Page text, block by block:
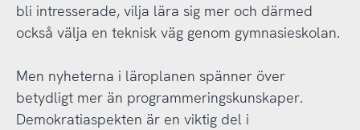
bli intresserade, vilja lära sig mer och därmed
också välja en teknisk väg genom gymnasieskolan.
Men nyheterna i läroplanen spänner över
betydligt mer än programmeringskunskaper.
Demokratiaspekten är en viktig del i